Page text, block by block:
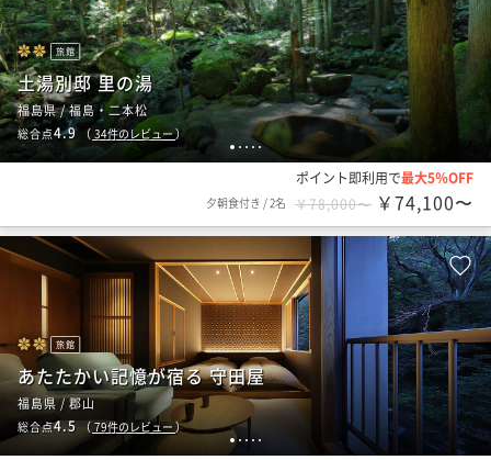
1 2 3 45
旅館
土湯別邸 里の湯
福島県 / 福島・二本松
総合点4.9（ 34件のレビュー）
ポイント即利用で最大5％OFF
夕朝食付き /2名 ￥78,000〜 ￥74,100〜
12 3 4 5
旅館
あたたかい記憶が宿る 守田屋
福島県 / 郡山
総合点4.5 （ 79件のレビュー）